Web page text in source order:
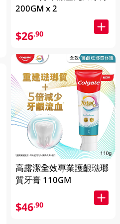
200GM x 2
$26.90
高露潔全效專業護齦琺瑯
質牙膏 110GM
$46.90